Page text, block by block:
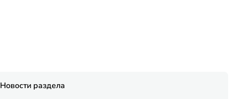
Новости раздела